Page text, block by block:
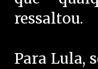
ressaltou.
Para Lula,